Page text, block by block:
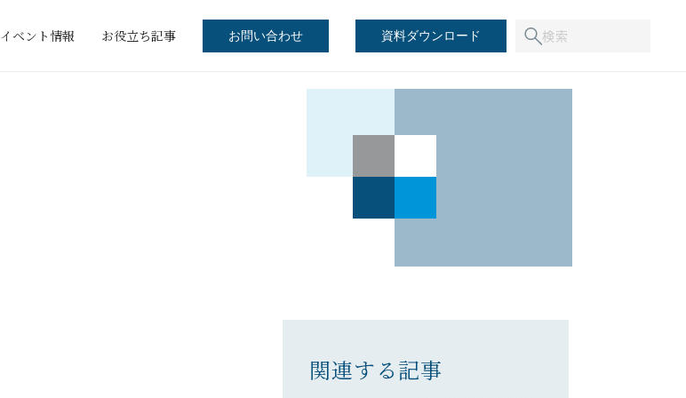
イベント情報 お役立ち記事 お問い合わせ 資料ダウンロード
関連する記事